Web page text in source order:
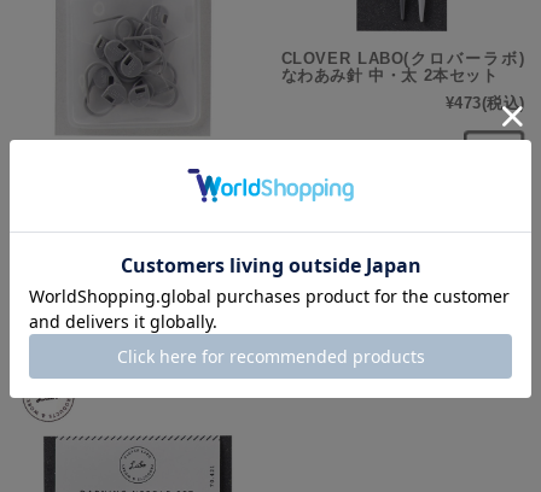
CLOVER LABO(クロバーラボ)
CLOVER LABO(クロバーラボ)
なわあみ針 中・太 2本セット
¥473(税込)